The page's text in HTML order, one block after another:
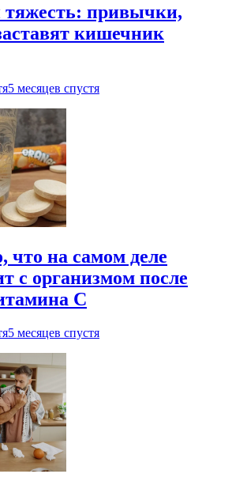
тяжесть: привычки,
кишечник
5 месяцев спустя
что на самом деле
с организмом после
С
5 месяцев спустя